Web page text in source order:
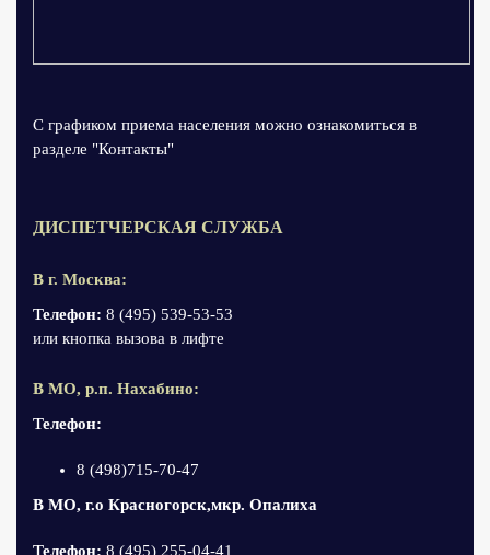
С графиком приема населения можно ознакомиться в
разделе "Контакты"
ДИСПЕТЧЕРСКАЯ СЛУЖБА
В г. Москва:
Телефон: 8 (495) 539-53-53
или кнопка вызова в лифте
В МО, р.п. Нахабино:
Телефон:
8 (498)715-70-47
В МО, г.о Красногорск,мкр. Опалиха
Телефон: 8 (495) 255-04-41